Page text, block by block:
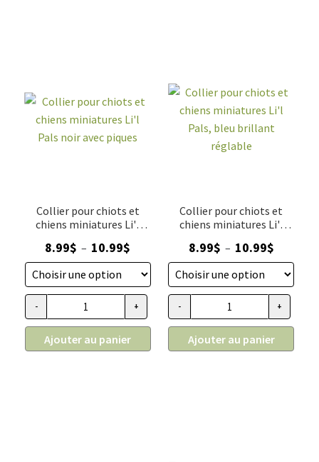
Collier pour chiots et
chiens miniatures Li'l
8.99$ – 10.99$
de
prix :
8.99$
à
10.99$
quantité de Collier pour chiots et chiens miniatures Li'l Pals
- +
Ajouter au panier
Collier pour chiots et
chiens miniatures Li'l
réglable
8.99$ – 10.99$Plage
de
prix :
8.99$
à
10.99$
quantité de Collier pour
- +
Ajouter au panier